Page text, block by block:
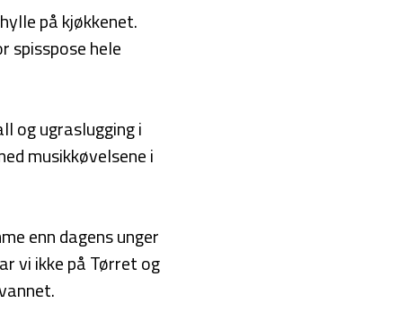
på kjøkkenet.
spisspose hele
og ugraslugging i
musikkøvelsene i
enn dagens unger
vi ikke på Tørret og